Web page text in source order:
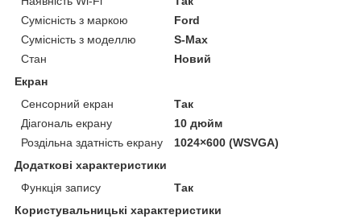
Сумісність з маркою
Ford
Сумісність з моделлю
S-Max
Стан
Новий
Екран
Сенсорний екран
Так
Діагональ екрану
10 дюйм
Роздільна здатність екрану
1024×600 (WSVGA)
Додаткові характеристики
Функція запису
Так
Користувальницькі характеристики